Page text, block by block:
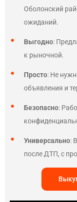
Оболонский
ожиданий.
Выгодно:
к рыночной.
Просто: Не
объявления и
Безопасно:
Универсально:
после ДТП, с